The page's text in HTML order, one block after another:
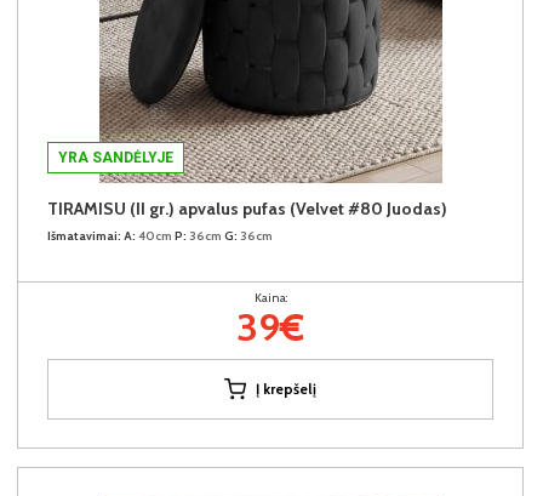
YRA SANDĖLYJE
TIRAMISU (II gr.) apvalus pufas (Velvet #80 Juodas)
Išmatavimai: A: 40cm P: 36cm G: 36cm
Kaina:
39€
Į krepšelį